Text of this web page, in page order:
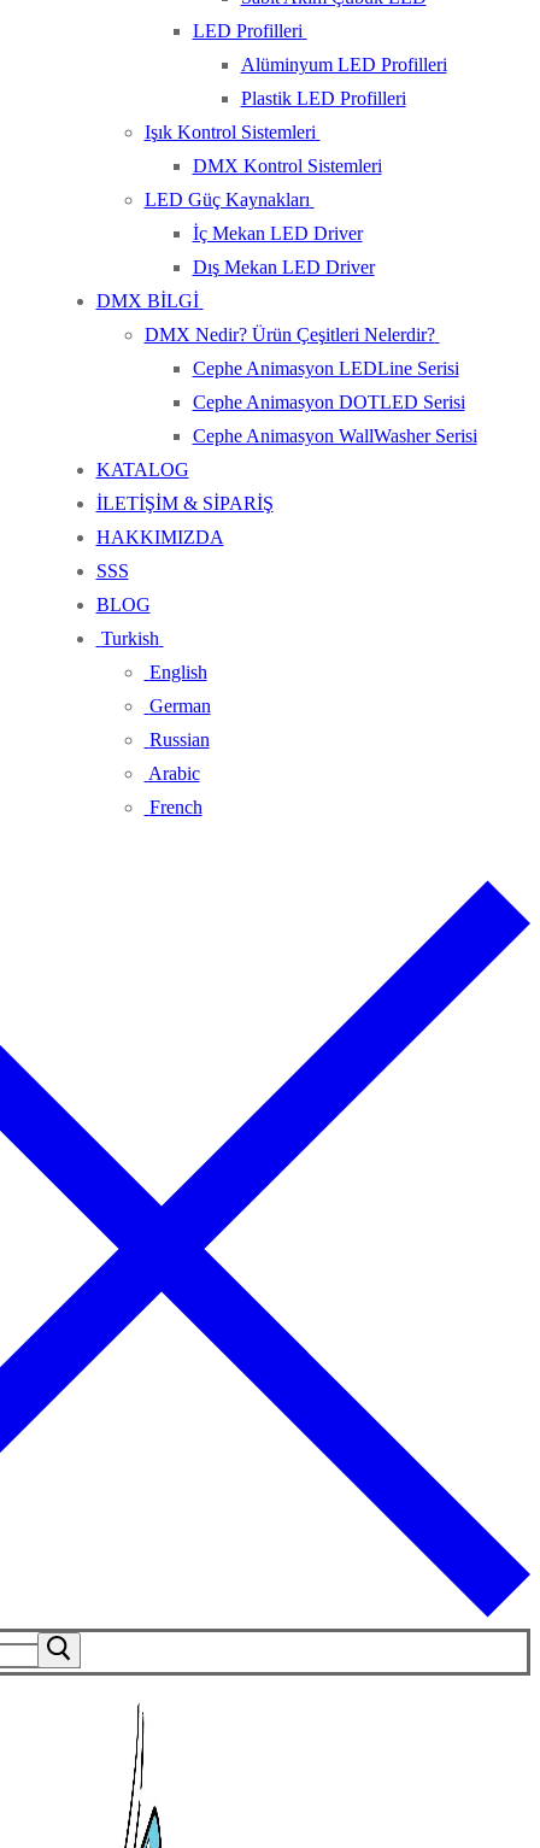
LED Profilleri
Alüminyum LED Profilleri
Plastik LED Profilleri
Işık Kontrol Sistemleri
DMX Kontrol Sistemleri
LED Güç Kaynakları
İç Mekan LED Driver
Dış Mekan LED Driver
DMX BİLGİ
DMX Nedir? Ürün Çeşitleri Nelerdir?
Cephe Animasyon LEDLine Serisi
Cephe Animasyon DOTLED Serisi
Cephe Animasyon WallWasher Serisi
KATALOG
İLETİŞİM & SİPARİŞ
HAKKIMIZDA
SSS
BLOG
Turkish
English
German
Russian
Arabic
French